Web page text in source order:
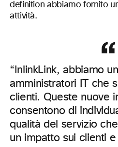
definition abbiamo fornito
attività.
“InlinkLink, abbiamo
amministratori IT che
clienti. Queste nuove
consentono di
qualità del servizio
un impatto sui clienti